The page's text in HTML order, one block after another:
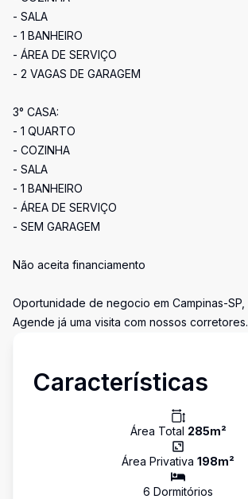
- SALA
- 1 BANHEIRO
- ÁREA DE SERVIÇO
- 2 VAGAS DE GARAGEM
3° CASA:
- 1 QUARTO
- COZINHA
- SALA
- 1 BANHEIRO
- ÁREA DE SERVIÇO
- SEM GARAGEM
Não aceita financiamento
Oportunidade de negocio em Campinas-SP,
Agende já uma visita com nossos corretores.
Características
Área Total 285m²
Área Privativa 198m²
6 Dormitórios